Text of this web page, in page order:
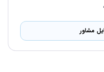
مشاور